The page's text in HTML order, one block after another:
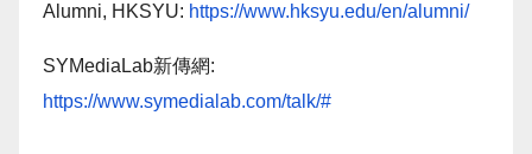
Alumni, HKSYU: https://www.hksyu.edu/en/alumni/
SYMediaLab新傳網:
https://www.symedialab.com/talk/#